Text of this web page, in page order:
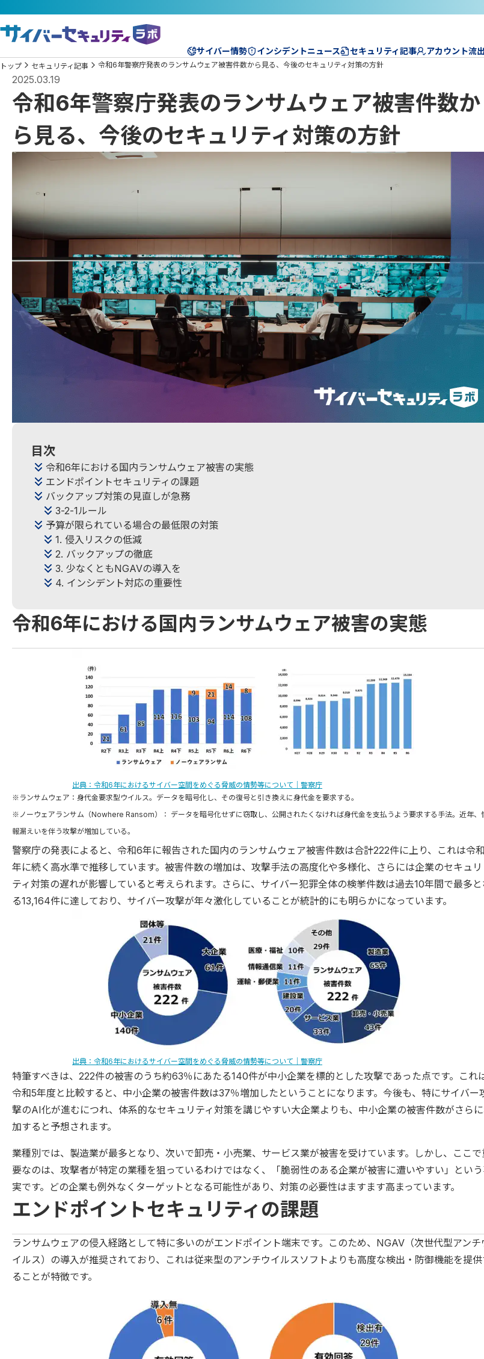
サイバー情勢 インシデントニュース セキュリティ記事 アカウント流
トップ セキュリティ記事 令和6年警察庁発表のランサムウェア被害件数から見る、今後のセキュリティ対策の方針
2025.03.19
令和6年警察庁発表のランサムウェア被害件数か
ら見る、今後のセキュリティ対策の方針
目次
令和6年における国内ランサムウェア被害の実態
エンドポイントセキュリティの課題
バックアップ対策の見直しが急務
3-2-1ルール
予算が限られている場合の最低限の対策
1. 侵入リスクの低減
2. バックアップの徹底
3. 少なくともNGAVの導入を
4. インシデント対応の重要性
令和6年における国内ランサムウェア被害の実態
出典：令和6年におけるサイバー空間をめぐる脅威の情勢等について｜警察庁
※ランサムウェア：身代金要求型ウイルス。データを暗号化し、その復号と引き換えに身代金を要求する。
※ノーウェアランサム（Nowhere Ransom）： データを暗号化せずに窃取し、公開されたくなければ身代金を支払うよう要求する手法。近年、
報漏えいを伴う攻撃が増加している。
警察庁の発表によると、令和6年に報告された国内のランサムウェア被害件数は合計222件に上り、これは令
年に続く⾼⽔準で推移しています。被害件数の増加は、攻撃手法の高度化や多様化、さらには企業のセキュリ
ティ対策の遅れが影響していると考えられます。さらに、サイバー犯罪全体の検挙件数は過去10年間で最多と
る13,164件に達しており、サイバー攻撃が年々激化していることが統計的にも明らかになっています。
出典：令和6年におけるサイバー空間をめぐる脅威の情勢等について｜警察庁
特筆すべきは、222件の被害のうち約63％にあたる140件が中小企業を標的とした攻撃であった点です。これ
令和5年度と比較すると、中小企業の被害件数は37％増加したということになります。今後も、特にサイバー
撃のAI化が進むにつれ、体系的なセキュリティ対策を講じやすい大企業よりも、中小企業の被害件数がさら
加すると予想されます。
業種別では、製造業が最多となり、次いで卸売・小売業、サービス業が被害を受けています。しかし、ここで
要なのは、攻撃者が特定の業種を狙っているわけではなく、「脆弱性のある企業が被害に遭いやすい」とい
実です。どの企業も例外なくターゲットとなる可能性があり、対策の必要性はますます高まっています。
エンドポイントセキュリティの課題
ランサムウェアの侵入経路として特に多いのがエンドポイント端末です。このため、NGAV（次世代型アンチ
イルス）の導入が推奨されており、これは従来型のアンチウイルスソフトよりも高度な検出・防御機能を提供
ることが特徴です。